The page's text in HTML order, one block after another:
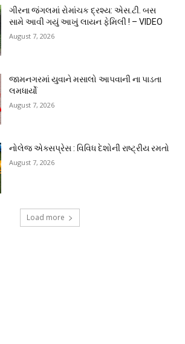
ગીરના જંગલમાં રોમાંચક દ્રશ્ય: એસ.ટી. બસ
સામે આવી ગયું આખું લાયન ફેમિલી ! – VIDEO
August 7, 2026
જામનગરમાં યુવાને મસાલો આપવાની ના પાડતા
લમધાર્યો
August 7, 2026
નોલેજ એક્સપ્રેસ : વિવિધ દેશોની રાષ્ટ્રીય રમતો
August 7, 2026
Load more